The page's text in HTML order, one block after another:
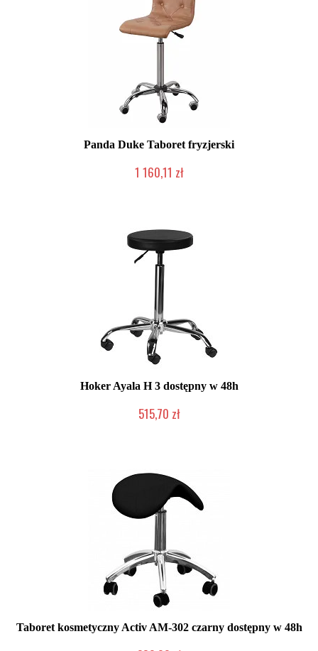
Panda Duke Taboret fryzjerski
1 160,11 zł
Hoker Ayala H 3 dostępny w 48h
515,70 zł
Taboret kosmetyczny Activ AM-302 czarny dostępny w 48h